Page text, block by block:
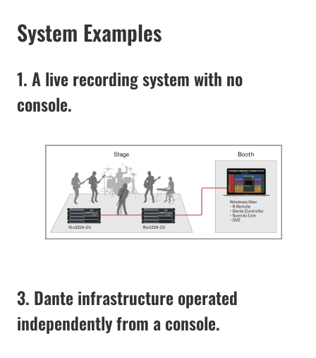
System Examples
1. A live recording system with no
console.
3. Dante infrastructure operated
independently from a console.